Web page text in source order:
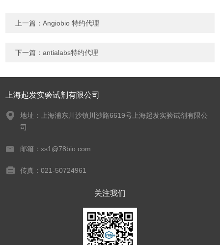
上一篇：Angiobio 特约代理
下一篇：antialabs特约代理
上海起发实验试剂有限公司
地址：上海浦东川沙镇川沙路6619号上海起发实验试剂有限公
司
邮箱：xs1@78bio.com
传真：021-50724961
关注我们